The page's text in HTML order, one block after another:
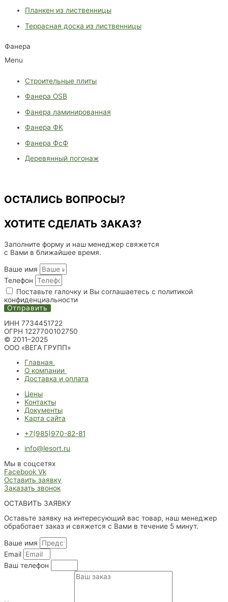
Планкен из лиственницы
Террасная доска из лиственницы
Фанера
Menu
Строительные плиты
Фанера OSB
Фанера ламинированная
Фанера ФК
Фанера ФсФ
Деревянный погонаж
ОСТАЛИСЬ ВОПРОСЫ?
ХОТИТЕ СДЕЛАТЬ ЗАКАЗ?
Заполните форму и наш менеджер свяжется
с Вами в ближайшее время.
Ваше имя
Телефон
Поставьте галочку и Вы соглашаетесь с политикой
конфиденциальности
Отправить
ИНН 7734451722
ОГРН 1227700102750
© 2011–2025
ООО «ВЕГА ГРУПП»
Главная
О компании
Доставка и оплата
Цены
Контакты
Документы
Карта сайта
+7(985)970-82-81
info@lesort.ru
Мы в соцсетях
Facebook Vk
Оставить заявку
Заказать звонок
ОСТАВИТЬ ЗАЯВКУ
Оставьте заявку на интересующий вас товар, наш менеджер
обработает заказ и свяжется с Вами в течение 5 минут.
Ваше имя
Email
Ваш телефон